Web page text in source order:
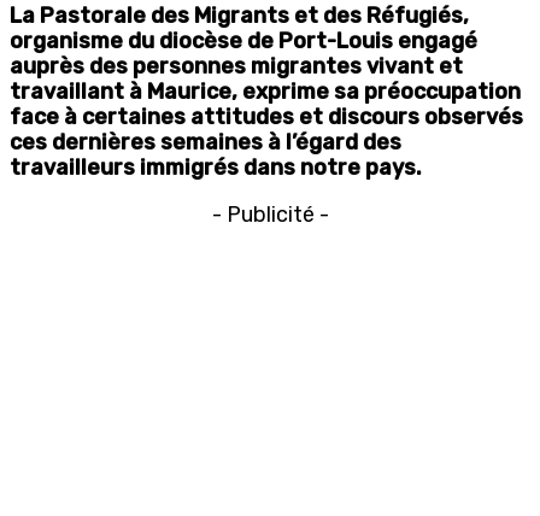
La Pastorale des Migrants et des Réfugiés,
organisme du diocèse de Port-Louis engagé
auprès des personnes migrantes vivant et
travaillant à Maurice, exprime sa préoccupation
face à certaines attitudes et discours observés
ces dernières semaines à l’égard des
travailleurs immigrés dans notre pays.
- Publicité -